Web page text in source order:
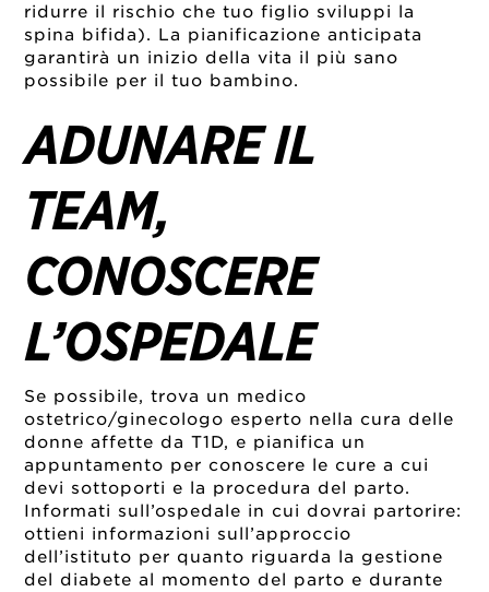
ridurre il rischio che tuo figlio sviluppi la
spina bifida). La pianificazione anticipata
garantirà un inizio della vita il più sano
possibile per il tuo bambino.
ADUNARE IL
TEAM,
CONOSCERE
L’OSPEDALE
Se possibile, trova un medico
ostetrico/ginecologo esperto nella cura delle
donne affette da T1D, e pianifica un
appuntamento per conoscere le cure a cui
devi sottoporti e la procedura del parto.
Informati sull’ospedale in cui dovrai partorire:
ottieni informazioni sull’approccio
dell’istituto per quanto riguarda la gestione
del diabete al momento del parto e durante